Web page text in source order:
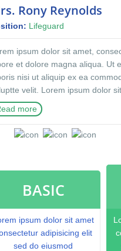
in reprehenderit.At vero eos
praesentium voluptatum.
blanditiis praesentium
animi, id est laborum et
Rony Reynolds
Lifeguard
ipsum dolor sit amet,
et dolore magna aliqua. Ut
nisi ut aliquip ex ea
velit. Lorem ipsum dolor
ut labore et dolore
ullamco laboris nisi ut
in voluptate
in reprehenderit.At vero eos
blanditiis praesentium
animi, id est laborum et
more
BASIC
ipsum dolor sit amet
adipisicing elit
sed do eiusmod